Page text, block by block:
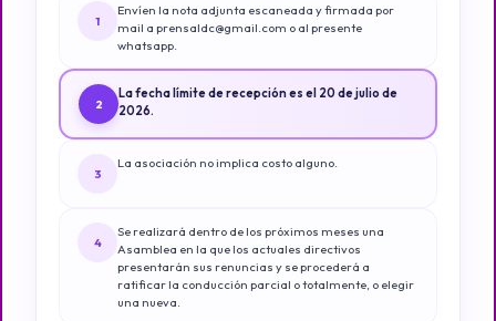
1
Envíen la nota adjunta escaneada y firmada por
mail a prensaldc@gmail.com o al presente
whatsapp.
2
La fecha límite de recepción es el 20 de julio de
2026.
3
La asociación no implica costo alguno.
4
Se realizará dentro de los próximos meses una
Asamblea en la que los actuales directivos
presentarán sus renuncias y se procederá a
ratificar la conducción parcial o totalmente, o elegir
una nueva.